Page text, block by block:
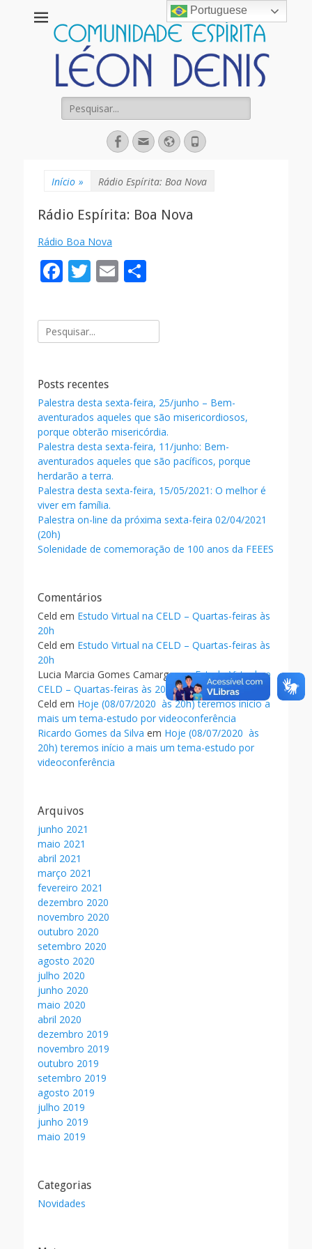
Comunidade
Espírita Léon
Denis
Pesquisar
por:
Facebook
EmailWebsiteFone
Início » Rádio Espírita: Boa Nova
Rádio Espírita: Boa Nova
Rádio Boa Nova
F
e
b
o
k
T
itt
er
E
ai
l
ar
e
Pesquisar
por:
Posts recentes
Palestra desta sexta-feira, 25/junho – Bem-
aventurados aqueles que são misericordiosos,
porque obterão misericórdia.
Palestra desta sexta-feira, 11/junho: Bem-
aventurados aqueles que são pacíficos, porque
herdarão a terra.
Palestra desta sexta-feira, 15/05/2021: O melhor é
viver em família.
Palestra on-line da próxima sexta-feira 02/04/2021
(20h)
Solenidade de comemoração de 100 anos da FEEES
Comentários
Celd em Estudo Virtual na CELD – Quartas-feiras às
20h
Celd em Estudo Virtual na CELD – Quartas-feiras às
20h
Lucia Marcia Gomes CamargoemEstudo Virtual na
CELD – Quartas-feiras às 20h
Celd em Hoje (08/07/2020 às 20h) teremos início a
mais um tema-estudo por videoconferência
Ricardo Gomes da Silva em Hoje (08/07/2020 às
20h) teremos início a mais um tema-estudo por
videoconferência
Arquivos
junho 2021
maio 2021
abril 2021
março 2021
fevereiro 2021
dezembro 2020
novembro 2020
outubro 2020
setembro 2020
agosto 2020
julho 2020
junho 2020
maio 2020
abril 2020
dezembro 2019
novembro 2019
outubro 2019
setembro 2019
agosto 2019
julho 2019
junho 2019
maio 2019
Categorias
Novidades
Portuguese